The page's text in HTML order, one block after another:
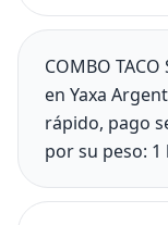
COMBO
en Yaxa
rápido, pago
por su peso: 1